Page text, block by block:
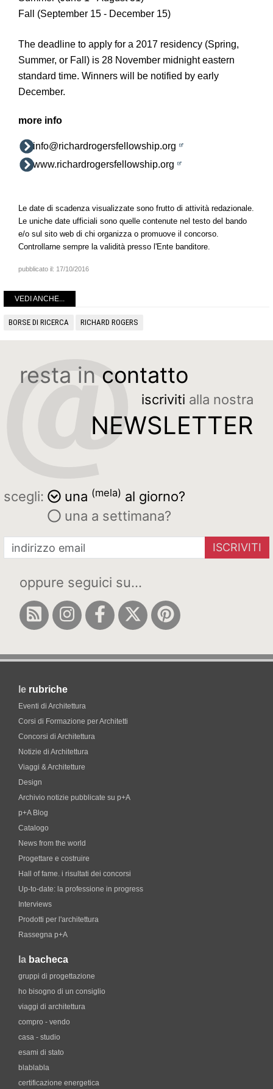
Fall (September 15 - December 15)
The deadline to apply for a 2017 residency (Spring,
Summer, or Fall) is 28 November midnight eastern
standard time. Winners will be notified by early
December.
more info
info@richardrogersfellowship.org
www.richardrogersfellowship.org
Le date di scadenza visualizzate sono frutto di attività redazionale.
Le uniche date ufficiali sono quelle contenute nel testo del bando
e/o sul sito web di chi organizza o promuove il concorso.
Controllarne sempre la validità presso l'Ente banditore.
pubblicato il: 17/10/2016
VEDI ANCHE...
BORSE DI RICERCA RICHARD ROGERS
resta in contatto
iscriviti alla nostra
NEWSLETTER
scegli: una (mela) al giorno?
una a settimana?
ISCRIVITI
oppure seguici su...
le rubriche
Eventi di Architettura
Corsi di Formazione per Architetti
Concorsi di Architettura
Notizie di Architettura
Viaggi & Architetture
Design
Archivio notizie pubblicate su p+A
p+A Blog
Catalogo
News from the world
Progettare e costruire
Hall of fame. i risultati dei concorsi
Up-to-date: la professione in progress
Interviews
Prodotti per l'architettura
Rassegna p+A
la bacheca
gruppi di progettazione
ho bisogno di un consiglio
viaggi di architettura
compro - vendo
casa - studio
esami di stato
blablabla
certificazione energetica